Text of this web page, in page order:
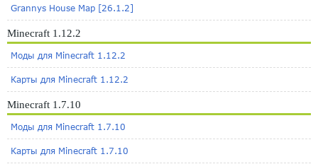
Grannys House Map [26.1.2]
Minecraft 1.12.2
Моды для Minecraft 1.12.2
Карты для Minecraft 1.12.2
Minecraft 1.7.10
Моды для Minecraft 1.7.10
Карты для Minecraft 1.7.10